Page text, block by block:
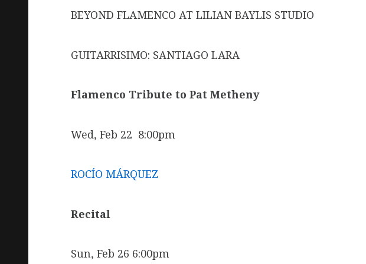
BEYOND FLAMENCO AT LILIAN BAYLIS STUDIO
GUITARRISIMO: SANTIAGO LARA
Flamenco Tribute to Pat Metheny
Wed, Feb 22 8:00pm
ROCÍO MÁRQUEZ
Recital
Sun, Feb 26 6:00pm